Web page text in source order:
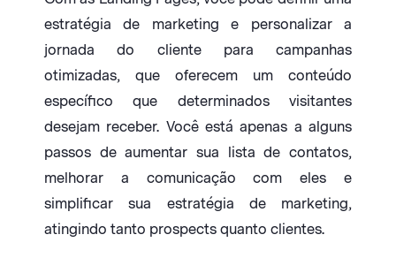
estratégia de marketing e personalizar a
jornada do cliente para campanhas
otimizadas, que oferecem um conteúdo
específico que determinados visitantes
desejam receber. Você está apenas a alguns
passos de aumentar sua lista de contatos,
melhorar a comunicação com eles e
simplificar sua estratégia de marketing,
atingindo tanto prospects quanto clientes.